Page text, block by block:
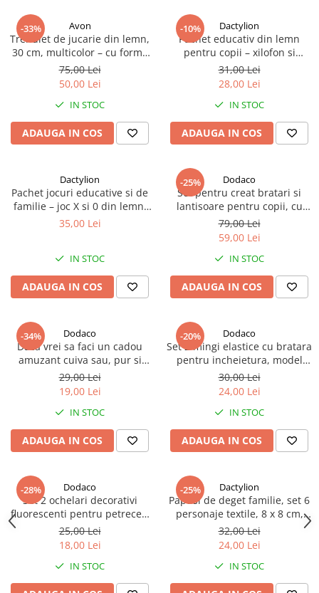
-33% Avon
Trenulet de jucarie din lemn,
30 cm, multicolor – cu forme
geometrice, puzzle arcade,
locomotiva + 2 vagoane,
blocuri detasabile, pentru
copii 3+
75,00 Lei
50,00 Lei
IN STOC
ADAUGA IN COS
-10% Dactylion
Pachet educativ din lemn
pentru copii – xilofon si
puzzle Tetris
31,00 Lei
28,00 Lei
IN STOC
ADAUGA IN COS
Dactylion
Pachet jocuri educative si de
familie – joc X si 0 din lemn,
puzzle Tetris si carti de joc
35,00 Lei
IN STOC
ADAUGA IN COS
-25% Dodaco
Set pentru creat bratari si
lantisoare pentru copii, cu
pandantive, margele si
accesorii pentru bijuterii,
multicolor, aproximativ 110
elemente
79,00 Lei
59,00 Lei
IN STOC
ADAUGA IN COS
-34% Dodaco
Daca vrei sa faci un cadou
amuzant cuiva sau, pur si
simplu, vrei sa binedispui pe
cineva, poti alege aceasta
sonerie inscriptionata cu
mesajul ”Ring for SEX”. Tip
produs: sonerie receptie
amuzant
29,00 Lei
19,00 Lei
IN STOC
ADAUGA IN COS
-20% Dodaco
Set 2 mingi elastice cu bratara
pentru incheietura, model
fotbal alb negru, 66 mm,
antistres, pentru aruncare si
prindere, copii si adulti
30,00 Lei
24,00 Lei
IN STOC
ADAUGA IN COS
-28% Dodaco
Set 2 ochelari decorativi
fluorescenti pentru petreceri
si festivaluri, design rotund,
accesorii luminoase din
plastic, galben
25,00 Lei
18,00 Lei
IN STOC
-25% Dactylion
Papusi de deget familie, set 6
personaje textile, 8 x 8 cm,
multicolor, pentru povesti si
jocuri de rol
32,00 Lei
24,00 Lei
IN STOC